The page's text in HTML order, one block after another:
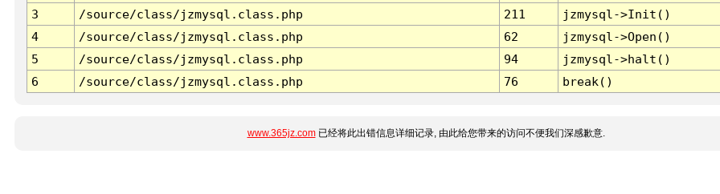
3
/source/class/jzmysql.class.php 211
jzmysql->Init()
4
/source/class/jzmysql.class.php 62
jzmysql->Open()
5
/source/class/jzmysql.class.php 94
jzmysql->halt()
6
/source/class/jzmysql.class.php 76 break()
www.365jz.com已经将此出错信息详细记录, 由此给您带来的访问不便我们深感歉意.